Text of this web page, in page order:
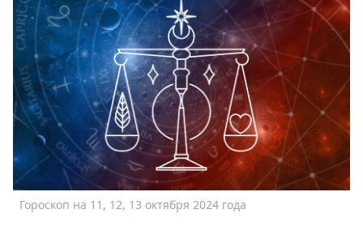
Выставки
Пресс-
релизы
О
Metro
Стримы
Спецпроекты
Звезды
Выборы
2026
Гороскоп на 11, 12, 13 октября 2024 года